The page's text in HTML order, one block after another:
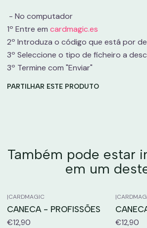
- No computador
1º Entre em cardmagic.es
2º Introduza o código que está por
3º Seleccione o tipo de ficheiro a
3º Termine com "Enviar"
PARTILHAR ESTE PRODUTO
Também pode estar
em um
|CARDMAGIC
CANECA - PROFISSÕES
€12,90
|
€12,90